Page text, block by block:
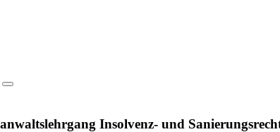
Insolvenz- und